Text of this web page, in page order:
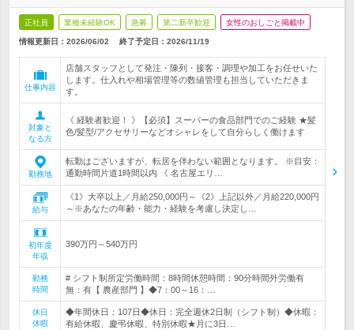
正社員 業種未経験OK 急募 第二新卒歓迎 女性のおしごと掲載中
情報更新日：2026/06/02 終了予定日： 2026/11/19
仕事内容
店舗スタッフとして発注・陳列・接客・調理や加工をお任せいた
します。仕入れや相場管理等の数値管理も担当していただきま
す。
対象と
なる方
《 経験者歓迎！ 》【必須】スーパーの食品部門でのご経験 ★髪
色/髪型/アクセサリーなどオシャレをして自分らしく働けます
勤務地
転勤はございますが、転居を伴わない範囲となります。 ※目安：
通勤時間片道1時間以内 《 名古屋エリ…
給与
《1》大卒以上／月給250,000円～《2》上記以外／月給220,000円
～※あなたの年齢・能力・経験を考慮し決定し…
初年度
年収
390万円～540万円
勤務
時間
# シフト制所定労働時間：8時間休憩時間：90分時間外労働有
無：有【 農産部門 】◆7：00～16：…
休日
休暇
◆年間休日：107日◆休日：完全週休2日制（シフト制）◆休暇：
有給休暇、慶弔休暇、特別休暇★月に3日…